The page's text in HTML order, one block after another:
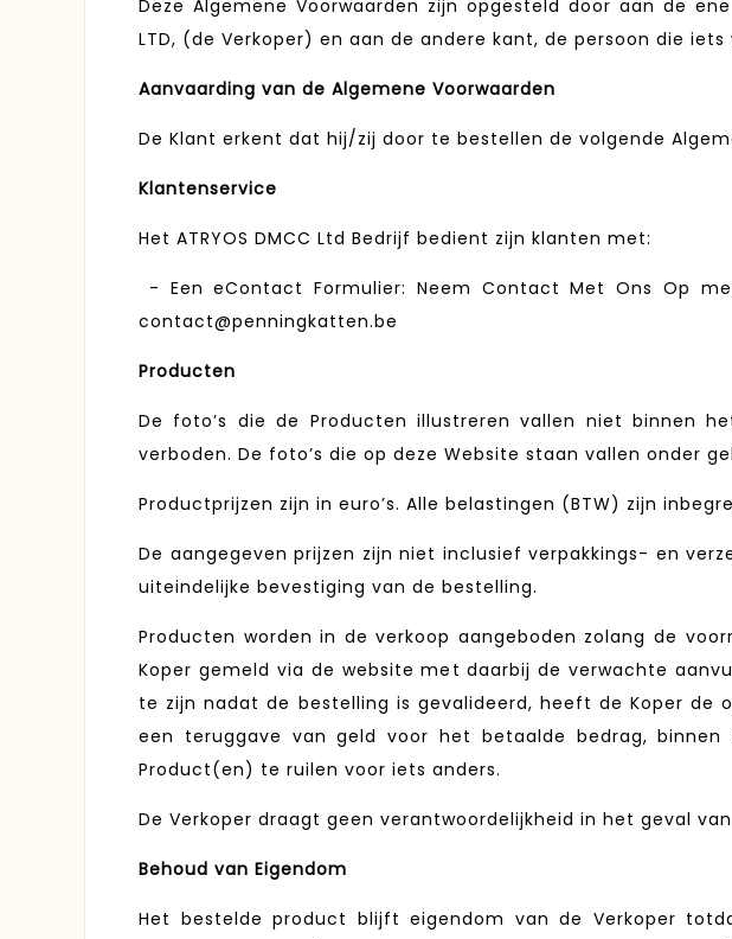
Deze Algemene Voorwaarden zijn opgesteld door aan de
LTD, (de Verkoper) en aan de andere kant, de persoon die
Aanvaarding van de Algemene Voorwaarden
De Klant erkent dat hij/zij door te bestellen de volgende
Klantenservice
Het ATRYOS DMCC Ltd Bedrijf bedient zijn klanten met:
- Een eContact Formulier: Neem Contact Met Ons Op
contact@penningkatten.be
Producten
De foto’s die de Producten illustreren vallen niet binnen
verboden. De foto’s die op deze Website staan vallen onder
Productprijzen zijn in euro’s. Alle belastingen (BTW) zijn
De aangegeven prijzen zijn niet inclusief verpakkings- en
uiteindelijke bevestiging van de bestelling.
Producten worden in de verkoop aangeboden zolang de
Koper gemeld via de website met daarbij de verwachte
te zijn nadat de bestelling is gevalideerd, heeft de Koper
een teruggave van geld voor het betaalde bedrag,
Product(en) te ruilen voor iets anders.
De Verkoper draagt geen verantwoordelijkheid in het geval
Behoud van Eigendom
Het bestelde product blijft eigendom van de Verkoper